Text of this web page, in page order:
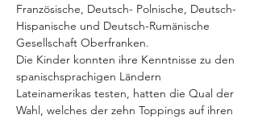
Französische, Deutsch- Polnische, Deutsch-
Hispanische und Deutsch-Rumänische
Gesellschaft Oberfranken.
Die Kinder konnten ihre Kenntnisse zu den
spanischsprachigen Ländern
Lateinamerikas testen, hatten die Qual der
Wahl, welches der zehn Toppings auf ihren